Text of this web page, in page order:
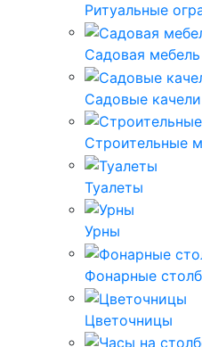
Ритуальные
Садовая мебель
Садовые качели
Строительные
Туалеты
Урны
Фонарные
Цветочницы